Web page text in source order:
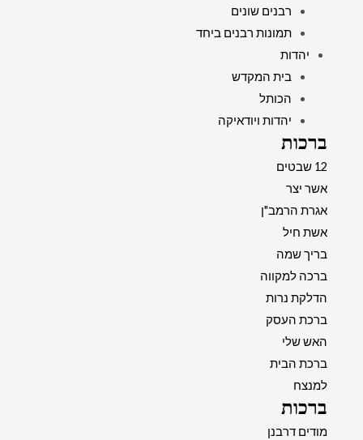
רבנים שונים
תמונות רבנים ביחד
יהדות
בית המקדש
הכותל
יהדות ויודאיקה
ברכות
12 שבטים
אשר יצר
אגרת הרמב"ן
אשת חיל
בריך שמה
ברכה למקווה
הדלקת נרות
ברכת העסק
האש שלי
ברכת הבית
למנצח
ברכות
מודים דרבנן